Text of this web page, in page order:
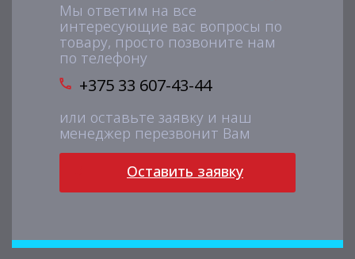
Мы ответим на все
интересующие вас вопросы по
товару, просто позвоните нам
по телефону
+375 33 607-43-44
или оставьте заявку и наш
менеджер перезвонит Вам
Оставить заявку